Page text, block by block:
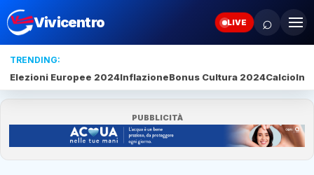
Vivicentro LIVE ⌕
TRENDING:
Elezioni Europee 2024InflazioneBonus Cultura 2024Calcio
PUBBLICITÀ